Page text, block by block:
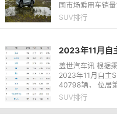
国市场乘用车销
SUV排行
盖世汽车讯 根据
2023年11月自主
40798辆， 位居
宋PLUS DM以
SUV排行